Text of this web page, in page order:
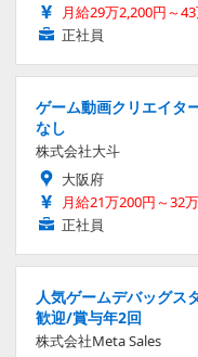
月給29万2,200円～
正社員
ゲーム動画クリエイタ
なし
株式会社大斗
大阪府
月給21万200円～32
正社員
人気ゲームデバッグス
歓迎/賞与年2回
株式会社Meta Sales